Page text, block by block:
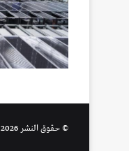
© حقوق النشر 2026، جميع الحقوق محفوظة |